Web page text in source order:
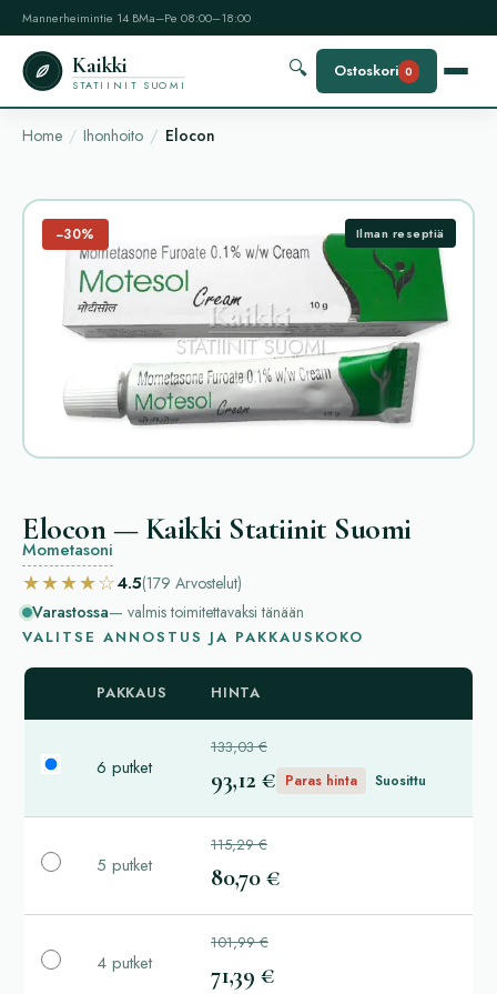
Mannerheimintie 14 BMa–Pe 08:00–18:00
Kaikki
STATIINIT SUOMI
🔍 Ostoskori 0
Home Ihonhoito Elocon
−30% Ilman reseptiä
Elocon — Kaikki Statiinit Suomi
Mometasoni
★★★★☆4.5(179 Arvostelut)
Varastossa— valmis toimitettavaksi tänään
VALITSE ANNOSTUS JA PAKKAUSKOKO
PAKKAUS HINTA
6 putket
133,03 €
93,12 € Paras hinta Suosittu
5 putket
115,29 €
80,70 €
4 putket
101,99 €
71,39 €